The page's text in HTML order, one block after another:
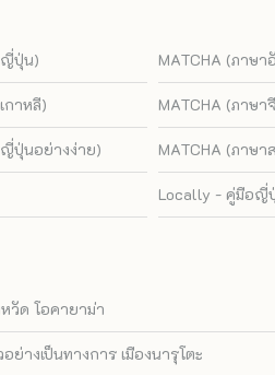
ญี่ปุ่น) MATCHA (ภาษา
กาหลี) MATCHA (ภาษ
ญี่ปุ่นอย่างง่าย) MATCHA (ภาษา
Locally - คู่มือญี่
วัด โอคายาม่า
อย่างเป็นทางการ เมืองนารุโตะ